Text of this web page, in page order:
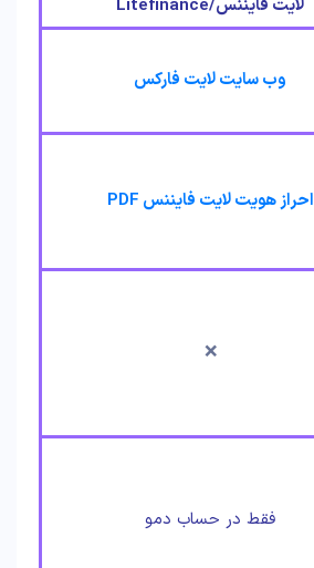
لایت فایننس/Litefinance
وب سایت لایت فارکس
احراز هویت لایت فایننس PDF
❌
فقط در حساب دمو